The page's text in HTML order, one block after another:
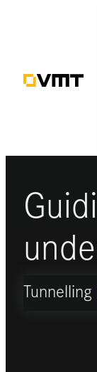
springen
Tunnelling